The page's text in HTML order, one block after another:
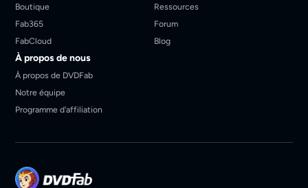
Boutique
Fab365
FabCloud
Ressources
Forum
Blog
À propos de nous
À propos de DVDFab
Notre équipe
Programme d'affiliation